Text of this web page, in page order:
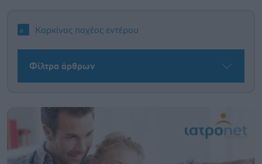
Καρκίνος παχέος εντέρου
Φίλτρα άρθρων